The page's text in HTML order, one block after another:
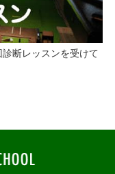
断レッスンを受けて